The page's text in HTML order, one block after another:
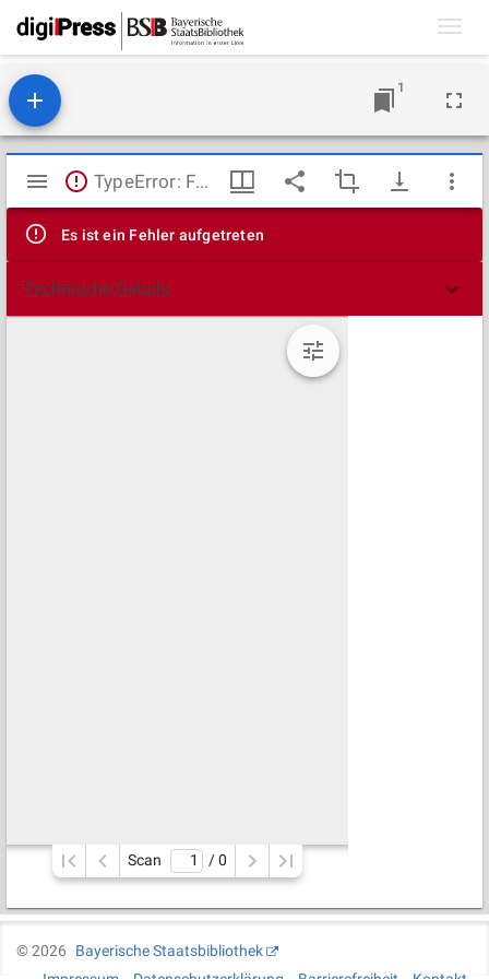
1
Mirador
Viewer
TypeError: Failed to fetch
Es ist ein Fehler aufgetreten
Technische Details
Scan / 0
©2026
Bayerische Staatsbibliothek